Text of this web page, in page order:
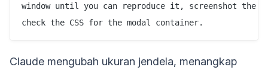
window until you can reproduce it, screenshot the
Claude mengubah ukuran jendela, menangkap